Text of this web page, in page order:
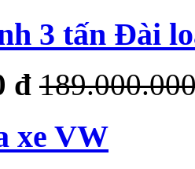
3 tấn Đài
đ
xe VW